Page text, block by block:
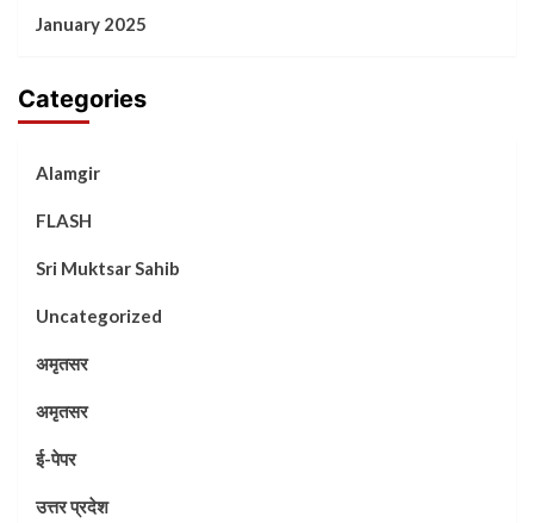
January 2025
Categories
Alamgir
FLASH
Sri Muktsar Sahib
Uncategorized
अमृतसर
अमृतसर
ई-पेपर
उत्तर प्रदेश